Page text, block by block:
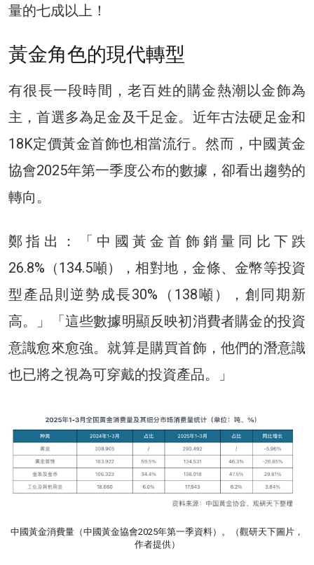
量的七成以上！
黃金角色的現代轉型
有很長一段時間，老百姓的購金熱潮以金飾為
主，首選多為足金及千足金。近年古法硬足金和
18K定價黃金首飾也相當流行。然而，中國黃金
協會2025年第一季度公布的數據，卻看出趨勢的
轉向。
鄭指出：「中國黃金首飾銷量同比下跌
26.8%（134.5噸），相對地，金條、金幣等投資
型產品則逆勢成長30%（138噸），創同期新
高。」「這些數據明顯反映初消費者購金的投資
意識愈來愈強。就算是購買首飾，他們的潛意識
也已將之視為可穿戴的投資產品。」
中國黃金消費量（中國黃金協會2025年第一季資料）。（觀研天下圖片，
作者提供）